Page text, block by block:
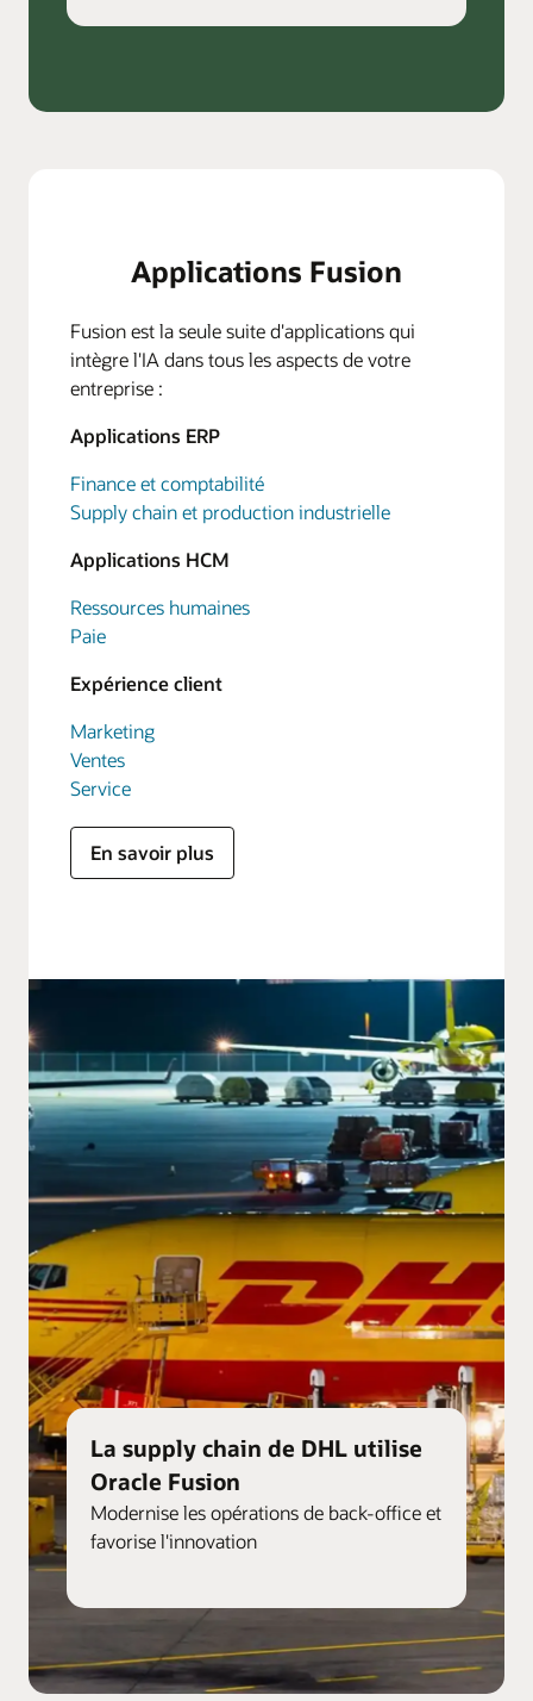
Applications Fusion
Fusion est la seule suite d'applications qui
intègre l'IA dans tous les aspects de votre
entreprise :
Applications ERP
Finance et comptabilité
Supply chain et production industrielle
Applications HCM
Ressources humaines
Paie
Expérience client
Marketing
Ventes
Service
En savoir plus
La supply chain de DHL utilise
Oracle Fusion
Modernise les opérations de back-office et
favorise l'innovation